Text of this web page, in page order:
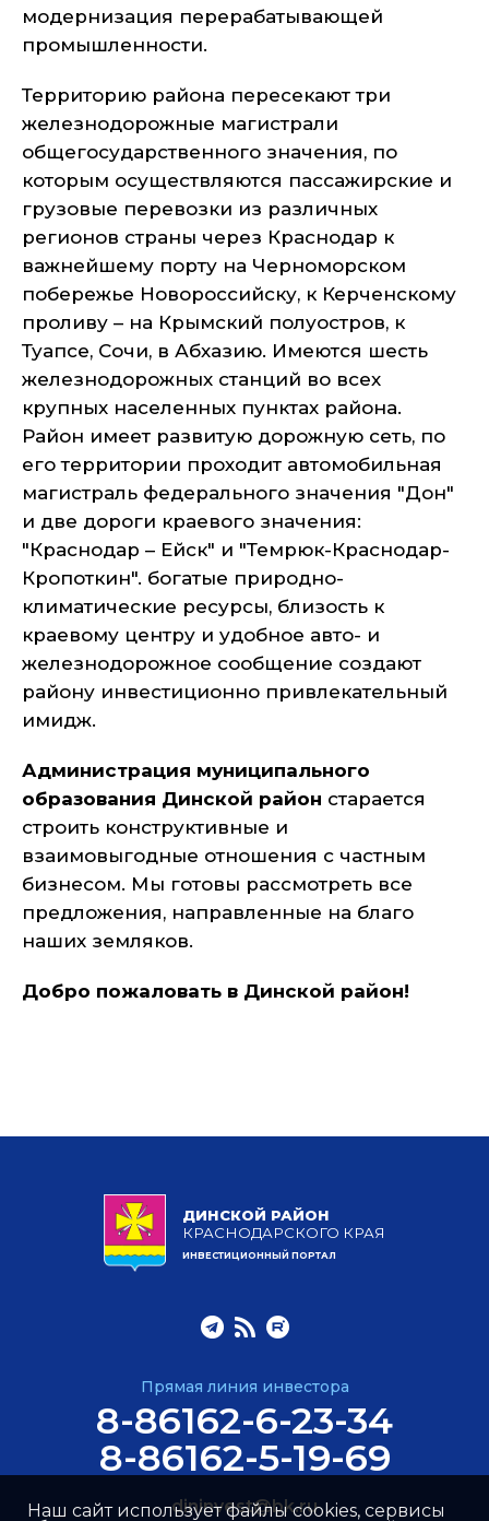
модернизация перерабатывающей
промышленности.
Территорию района пересекают три
железнодорожные магистрали
общегосударственного значения, по
которым осуществляются пассажирские и
грузовые перевозки из различных
регионов страны через Краснодар к
важнейшему порту на Черноморском
побережье Новороссийску, к Керченскому
проливу – на Крымский полуостров, к
Туапсе, Сочи, в Абхазию. Имеются шесть
железнодорожных станций во всех
крупных населенных пунктах района.
Район имеет развитую дорожную сеть, по
его территории проходит автомобильная
магистраль федерального значения "Дон"
и две дороги краевого значения:
"Краснодар – Ейск" и "Темрюк-Краснодар-
Кропоткин". богатые природно-
климатические ресурсы, близость к
краевому центру и удобное авто- и
железнодорожное сообщение создают
району инвестиционно привлекательный
имидж.
Администрация муниципального
образования Динской район старается
строить конструктивные и
взаимовыгодные отношения с частным
бизнесом. Мы готовы рассмотреть все
предложения, направленные на благо
наших земляков.
Добро пожаловать в Динской район!
ДИНСКОЙ РАЙОН
КРАСНОДАРСКОГО КРАЯ
ИНВЕСТИЦИОННЫЙ ПОРТАЛ
Прямая линия инвестора
8-86162-6-23-34
8-86162-5-19-69
dininvest@bk.ru
Наш сайт использует файлы cookies, сервисы